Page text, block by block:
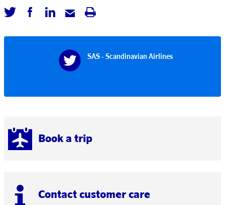
Book a trip
Contact customer care
SAS - Scandinavian Airlines